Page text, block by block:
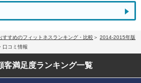
すすめのフィットネスランキング・比較
2014-2015年版
口コミ情報
客満足度ランキング一覧